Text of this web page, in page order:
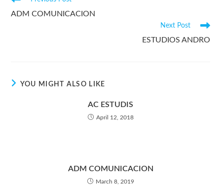
ADM COMUNICACION
Next Post
ESTUDIOS ANDRO
YOU MIGHT ALSO LIKE
AC ESTUDIS
April 12, 2018
ADM COMUNICACION
March 8, 2019